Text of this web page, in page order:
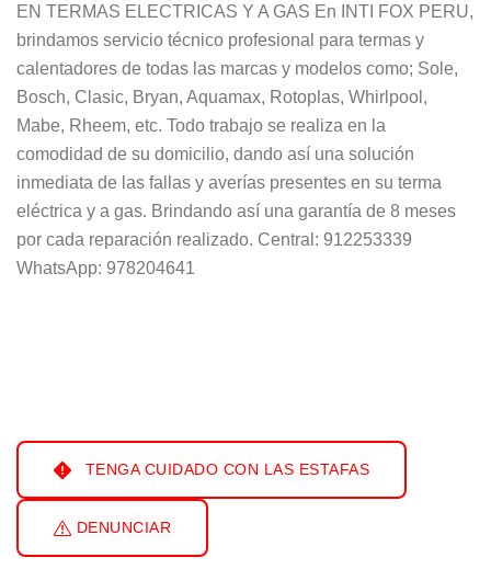
EN TERMAS ELECTRICAS Y A GAS En INTI FOX PERU,
brindamos servicio técnico profesional para termas y
calentadores de todas las marcas y modelos como; Sole,
Bosch, Clasic, Bryan, Aquamax, Rotoplas, Whirlpool,
Mabe, Rheem, etc. Todo trabajo se realiza en la
comodidad de su domicilio, dando así una solución
inmediata de las fallas y averías presentes en su terma
eléctrica y a gas. Brindando así una garantía de 8 meses
por cada reparación realizado. Central: 912253339
WhatsApp: 978204641
TENGA CUIDADO CON LAS ESTAFAS
DENUNCIAR